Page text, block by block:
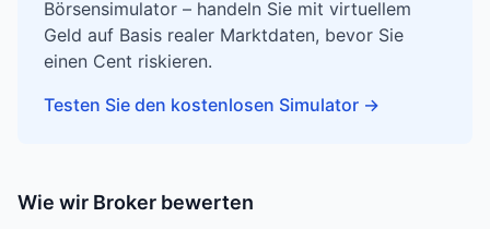
Börsensimulator – handeln Sie mit virtuellem
Geld auf Basis realer Marktdaten, bevor Sie
einen Cent riskieren.
Testen Sie den kostenlosen Simulator →
Wie wir Broker bewerten